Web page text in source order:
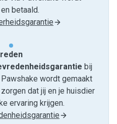
betaald.
bij
wordt gemaakt
dat jij en je huisdier
ervaring krijgen.